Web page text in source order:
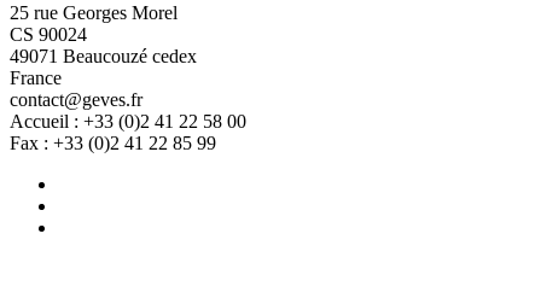
25 rue Georges Morel
CS 90024
49071 Beaucouzé cedex
France
contact@geves.fr
Accueil : +33 (0)2 41 22 58 00
Fax : +33 (0)2 41 22 85 99